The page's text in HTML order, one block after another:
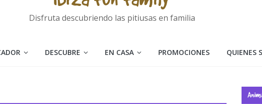
Disfruta descubriendo las pitiusas en familia
DESCUBRE EN CASA PROMOCIONES QUIENES